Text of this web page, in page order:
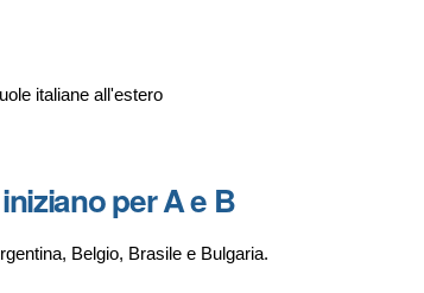
italiane all'estero
per A e B
Belgio, Brasile e Bulgaria.